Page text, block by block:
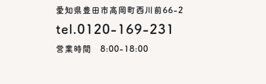
愛知県豊田市高岡町西川前66-2
tel.0120-169-231
営業時間 8:00-18:00